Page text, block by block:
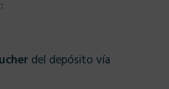
del depósito vía